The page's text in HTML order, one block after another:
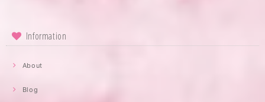
Information
About
Blog